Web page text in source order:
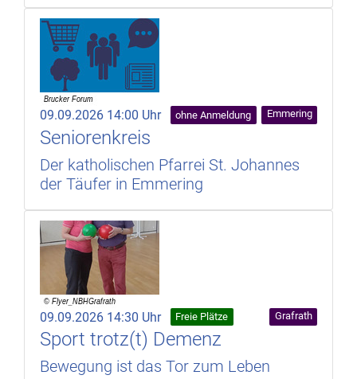
09.09.2026 14:00 Uhr ohne Anmeldung Emmering
Seniorenkreis
Der katholischen Pfarrei St. Johannes
der Täufer in Emmering
09.09.2026 14:30 Uhr Freie Plätze Grafrath
Sport trotz(t) Demenz
Bewegung ist das Tor zum Leben